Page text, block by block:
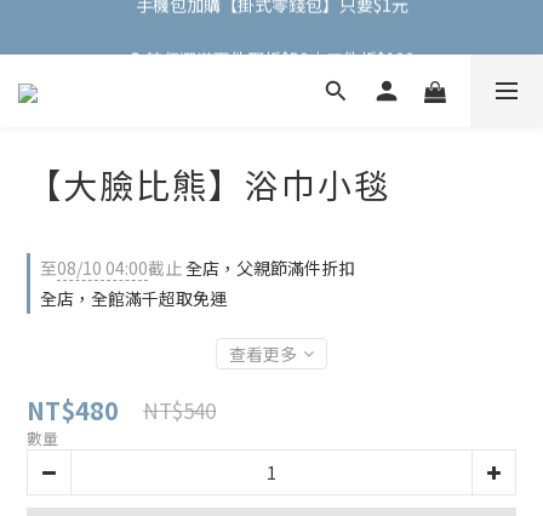
全館任選滿兩件現折$50｜三件折$100
【大臉比熊】浴巾小毯
至08/10 04:00截止全店，父親節滿件折扣
全店，全館滿千超取免運
查看更多
NT$480 NT$540
數量